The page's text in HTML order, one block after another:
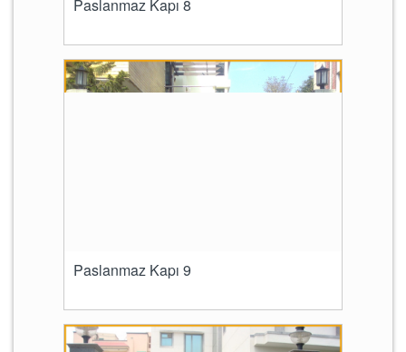
Paslanmaz Kapı 8
Paslanmaz Kapı 9